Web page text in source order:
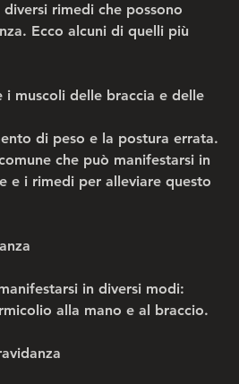
rimedi che possono
Ecco alcuni di quelli più
muscoli delle braccia e delle
di peso e la postura errata.
che può manifestarsi in
e i rimedi per alleviare questo
in diversi modi:
alla mano e al braccio.